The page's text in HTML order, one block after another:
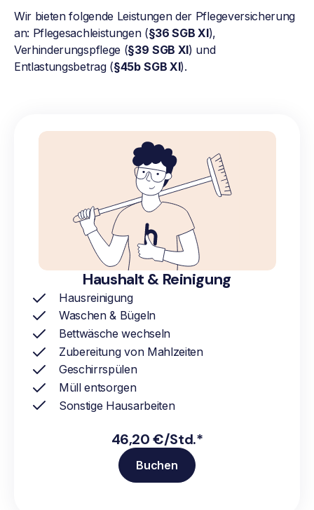
Wir bieten folgende Leistungen der Pflegeversicherung
an: Pflegesachleistungen (§36 SGB XI),
Verhinderungspflege (§39 SGB XI) und
Entlastungsbetrag (§45b SGB XI).
Haushalt & Reinigung
Hausreinigung
Waschen & Bügeln
Bettwäsche wechseln
Zubereitung von Mahlzeiten
Geschirrspülen
Müll entsorgen
Sonstige Hausarbeiten
46,20 €/Std.*
Buchen